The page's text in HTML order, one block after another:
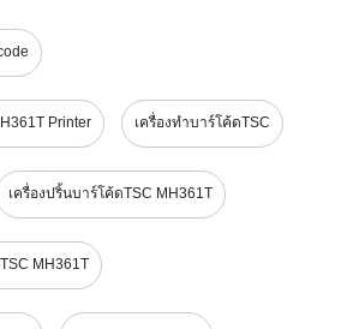
Printer เครื่องทำบาร์โค้ดTSC
เครื่องปริ้นบาร์โค้ดTSC MH361T
MH361T